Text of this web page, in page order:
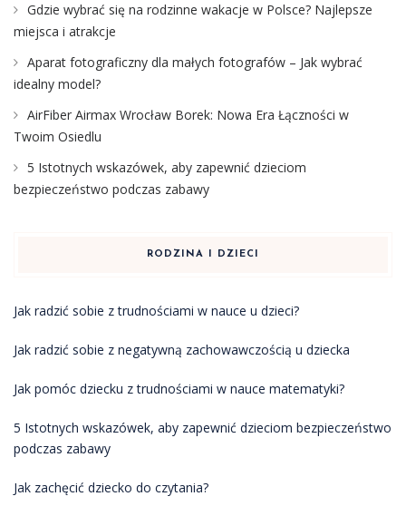
Gdzie wybrać się na rodzinne wakacje w Polsce? Najlepsze
miejsca i atrakcje
Aparat fotograficzny dla małych fotografów – Jak wybrać
idealny model?
AirFiber Airmax Wrocław Borek: Nowa Era Łączności w
Twoim Osiedlu
5 Istotnych wskazówek, aby zapewnić dzieciom
bezpieczeństwo podczas zabawy
RODZINA I DZIECI
Jak radzić sobie z trudnościami w nauce u dzieci?
Jak radzić sobie z negatywną zachowawczością u dziecka
Jak pomóc dziecku z trudnościami w nauce matematyki?
5 Istotnych wskazówek, aby zapewnić dzieciom bezpieczeństwo
podczas zabawy
Jak zachęcić dziecko do czytania?